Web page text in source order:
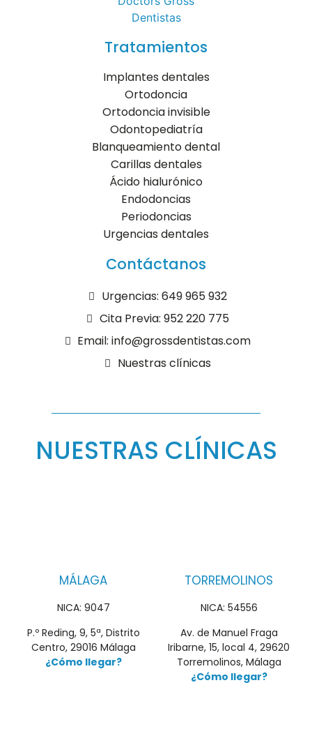
Tratamientos
Implantes dentales
Ortodoncia
Ortodoncia invisible
Odontopediatría
Blanqueamiento dental
Carillas dentales
Ácido hialurónico
Endodoncias
Periodoncias
Urgencias dentales
Contáctanos
Urgencias: 649 965 932
Cita Previa: 952 220 775
Email: info@grossdentistas.com
Nuestras clínicas
NUESTRAS CLÍNICAS
MÁLAGA
NICA: 9047
P.º Reding, 9, 5ª, Distrito
Centro, 29016 Málaga
¿Cómo llegar?
TORREMOLINOS
NICA: 54556
Av. de Manuel Fraga
Iribarne, 15, local 4, 29620
Torremolinos, Málaga
¿Cómo llegar?